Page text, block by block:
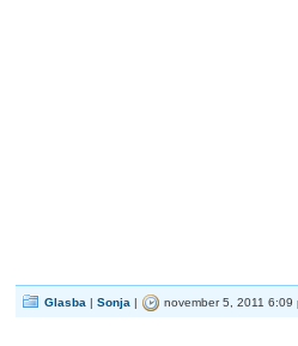
Glasba | Sonja | november 5, 2011 6:09